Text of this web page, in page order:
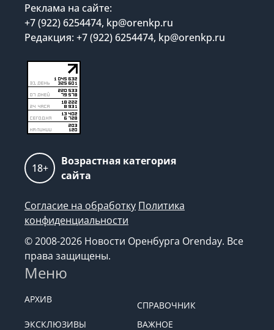
Реклама на сайте:
+7 (922) 6254474, kp@orenkp.ru
Редакция: +7 (922) 6254474, kp@orenkp.ru
18+
Возрастная категория
сайта
Согласие на обработку Политика
конфиденциальности
© 2008-2026 Новости Оренбурга Orenday. Все
права защищены.
Меню
АРХИВ
СПРАВОЧНИК
ЭКСКЛЮЗИВЫ
ВАЖНОЕ